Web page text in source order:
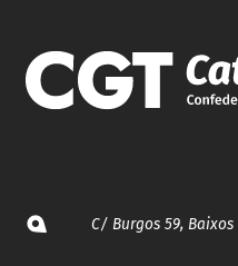
C/ Burgos 59,